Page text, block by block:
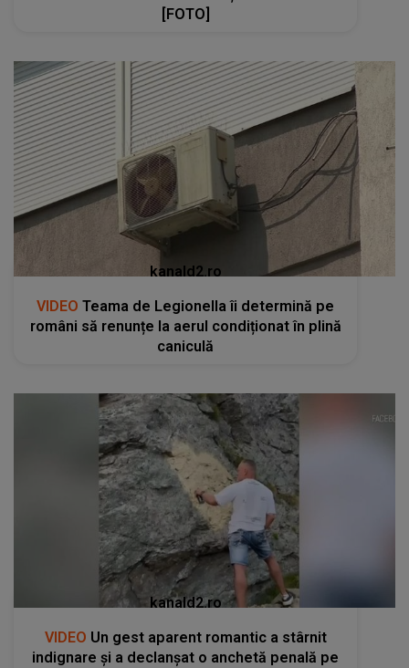
[FOTO]
kanald2.ro
VIDEO Teama de Legionella îi determină pe
români să renunțe la aerul condiționat în plină
caniculă
kanald2.ro
VIDEO Un gest aparent romantic a stârnit
indignare și a declanșat o anchetă penală pe